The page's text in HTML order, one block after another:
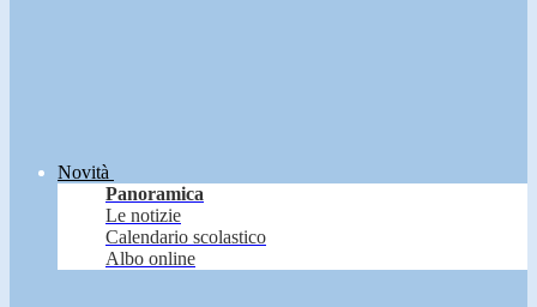
Novità
Panoramica
Le notizie
Calendario scolastico
Albo online